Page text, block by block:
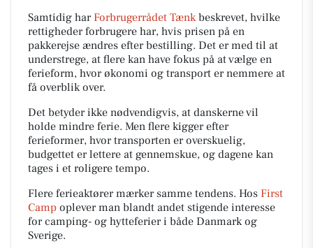
Samtidig har Forbrugerrådet Tænkbeskrevet, hvilke
rettigheder forbrugere har, hvis prisen på en
pakkerejse ændres efter bestilling. Det er med til at
understrege, at flere kan have fokus på at vælge en
ferieform, hvor økonomi og transport er nemmere at
få overblik over.
Det betyder ikke nødvendigvis, at danskerne vil
holde mindre ferie. Men flere kigger efter
ferieformer, hvor transporten er overskuelig,
budgettet er lettere at gennemskue, og dagene kan
tages i et roligere tempo.
Flere ferieaktører mærker samme tendens. Hos First
Camp oplever man blandt andet stigende interesse
for camping- og hytteferier i både Danmark og
Sverige.